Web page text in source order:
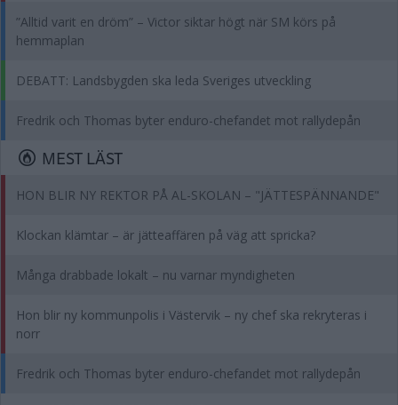
”Alltid varit en dröm” – Victor siktar högt när SM körs på
hemmaplan
DEBATT: Landsbygden ska leda Sveriges utveckling
Fredrik och Thomas byter enduro-chefandet mot rallydepån
MEST LÄST
HON BLIR NY REKTOR PÅ AL-SKOLAN – "JÄTTESPÄNNANDE"
Klockan klämtar – är jätteaffären på väg att spricka?
Många drabbade lokalt – nu varnar myndigheten
Hon blir ny kommunpolis i Västervik – ny chef ska rekryteras i
norr
Fredrik och Thomas byter enduro-chefandet mot rallydepån